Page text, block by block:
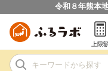
令和８年熊本
上限